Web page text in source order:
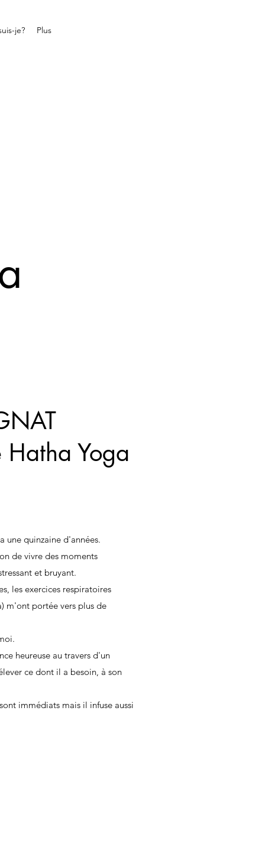
je? Plus
Hatha Yoga
une quinzaine d'années.
de vivre des moments
et bruyant.
les exercices respiratoires
m'ont portée vers plus de
heureuse au travers d'un
ce dont il a besoin, à son
immédiats mais il infuse aussi